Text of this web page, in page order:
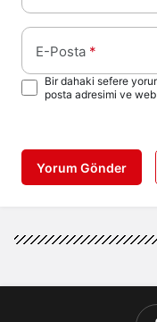
E-Posta *
Bir dahaki sefere
posta adresimi ve
Yorum Gönder